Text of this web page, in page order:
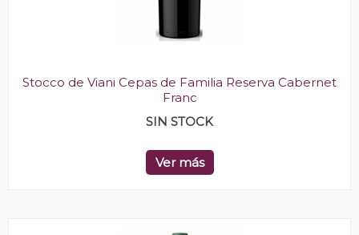
Stocco de Viani Cepas de Familia Reserva Cabernet
Franc
SIN STOCK
Ver más